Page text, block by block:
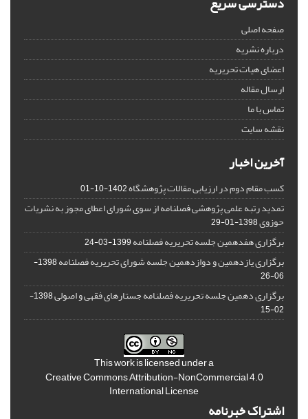
صفحه اصلی
درباره نشریه
اعضای هیات تحریریه
ارسال مقاله
تماس با ما
نقشه سایت
آخرین اخبار
کسب مقام دوم در ارزیابی مقالات پژوهشگاه1402-10-01
تمدید رتبه علمی پژوهشی فصلنامه از سوی شورای اعطای مجوز به نشریات
حوزوی1398-01-29
برگزاری هفدهمین جلسه تحریریه فصلنامه1399-03-24
برگزاری یازدهمین و دوازدهمین جلسه شورای تحریریه فصلنامه
1398-
06-26
برگزاری دهمین جلسه تحریریه فصلنامه جستارهای فقهی و اصولی
1398-
02-15
This work is licensed under a
Creative Commons Attribution-NonCommercial 4.0
International License
اشتراک خبرنامه